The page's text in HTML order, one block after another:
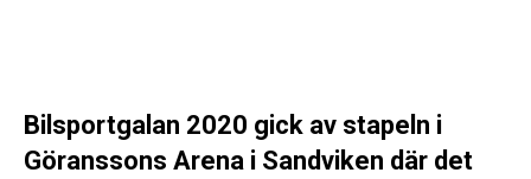
Bilsportgalan 2020 gick av stapeln i
Göranssons Arena i Sandviken där det